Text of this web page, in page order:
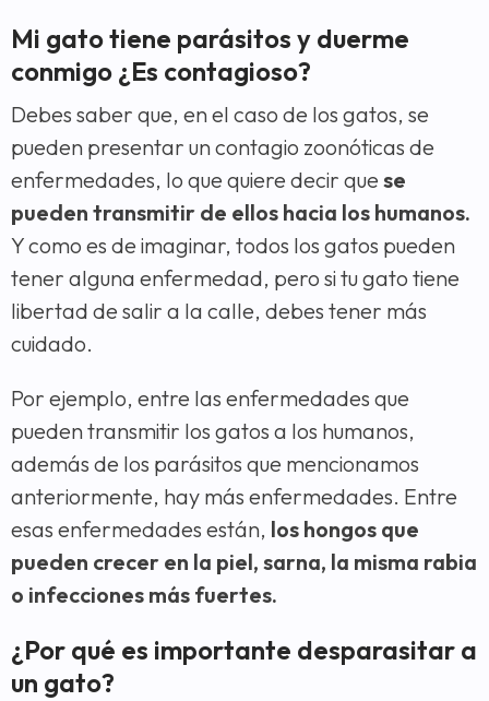
Mi gato tiene parásitos y duerme
conmigo ¿Es contagioso?
Debes saber que, en el caso de los gatos, se
pueden presentar un contagio zoonóticas de
enfermedades, lo que quiere decir que se
pueden transmitir de ellos hacia los humanos.
Y como es de imaginar, todos los gatos pueden
tener alguna enfermedad, pero si tu gato tiene
libertad de salir a la calle, debes tener más
cuidado.
Por ejemplo, entre las enfermedades que
pueden transmitir los gatos a los humanos,
además de los parásitos que mencionamos
anteriormente, hay más enfermedades. Entre
esas enfermedades están, los hongos que
pueden crecer en la piel, sarna, la misma rabia
o infecciones más fuertes.
¿Por qué es importante desparasitar a
un gato?